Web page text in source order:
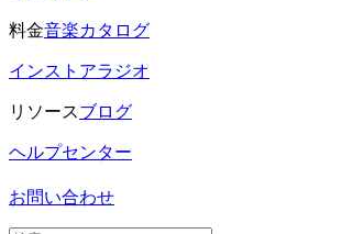
料金音楽カタログ
インストアラジオ
リソースブログ
ヘルプセンター
お問い合わせ